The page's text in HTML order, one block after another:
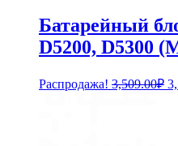
Батарейный
D5200, D5300
Распродажа! 3,509.00₽